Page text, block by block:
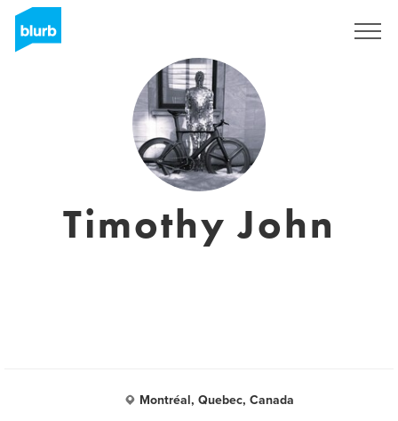
Timothy John
Montréal, Quebec, Canada